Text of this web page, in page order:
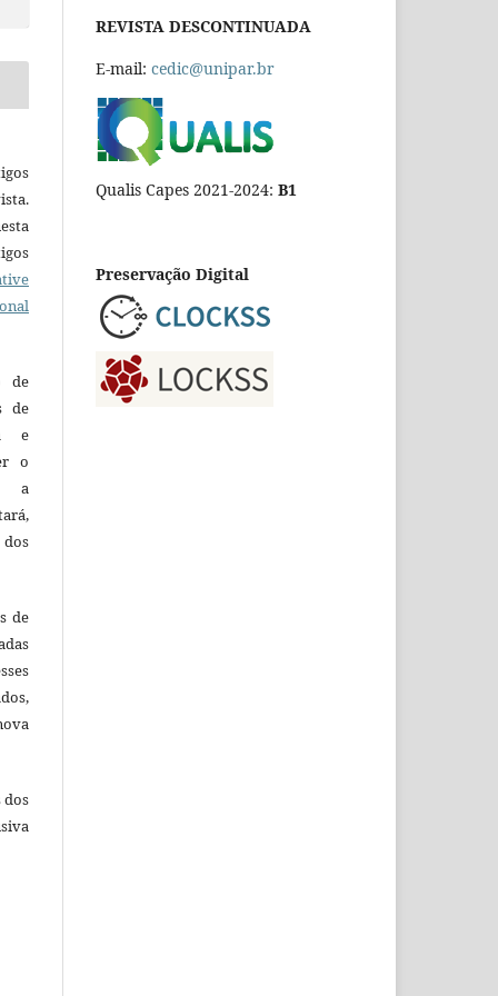
de
de
e
o
a
de
dos
REVISTA DESCONTINUADA
E-mail: cedic@unipar.br
Qualis Capes 2021-2024: B1
Preservação Digital